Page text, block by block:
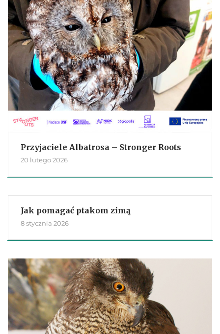
Przyjaciele Albatrosa – Stronger Roots
20 lutego 2026
Jak pomagać ptakom zimą
8 stycznia 2026